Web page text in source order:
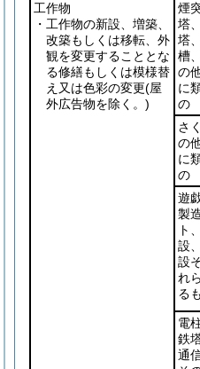
工作物
・工作物の新設、増築、
改築もしくは移転、外
観を変更することとな
る修繕もしくは模様替
え又は色彩の変更(屋
外広告物を除く。)
煙
塔
塔
槽
の
に
の
さ
の
に
の
遊
製
ト
設
設
れ
る
電
鉄
通